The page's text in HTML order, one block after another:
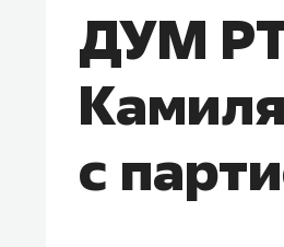
ДУМ РТ
с